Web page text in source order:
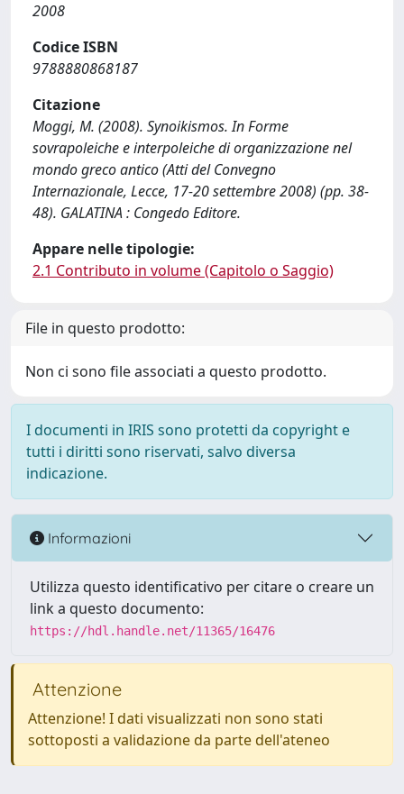
2008
Codice ISBN
9788880868187
Citazione
Moggi, M. (2008). Synoikismos. In Forme
sovrapoleiche e interpoleiche di organizzazione nel
mondo greco antico (Atti del Convegno
Internazionale, Lecce, 17-20 settembre 2008) (pp. 38-
48). GALATINA : Congedo Editore.
Appare nelle tipologie:
2.1 Contributo in volume (Capitolo o Saggio)
File in questo prodotto:
Non ci sono file associati a questo prodotto.
I documenti in IRIS sono protetti da copyright e
tutti i diritti sono riservati, salvo diversa
indicazione.
Informazioni
Utilizza questo identificativo per citare o creare un
link a questo documento:
https://hdl.handle.net/11365/16476
Attenzione
Attenzione! I dati visualizzati non sono stati
sottoposti a validazione da parte dell'ateneo